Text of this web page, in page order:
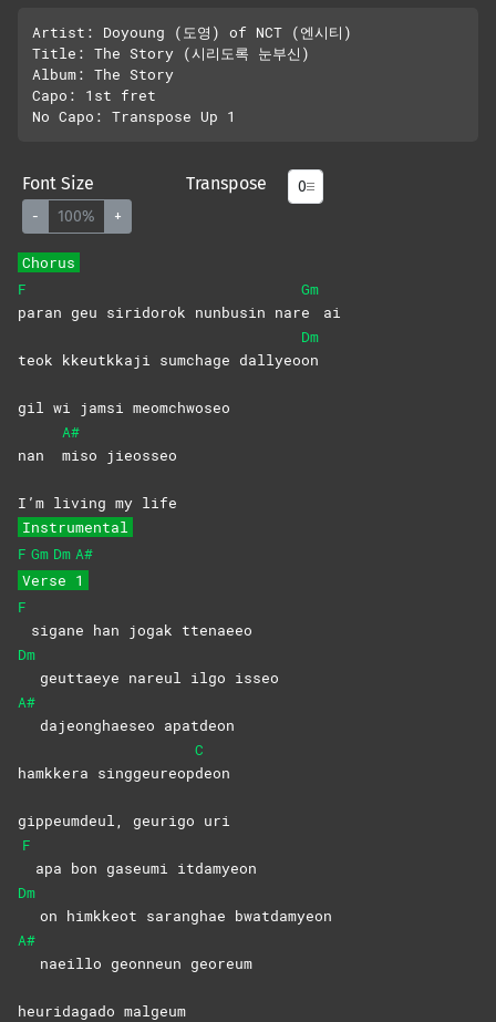
Artist: Doyoung (도영) of NCT (엔시티)
Title: The Story (시리도록 눈부신)
Album: The Story
Capo: 1st fret
Font Size
- 100% +
Transpose
Chorus
F
paran geu siridorok nunbusin nar
Gm
e
ai
teok kkeutkkaji sumchage dallyeo
Dm
on
gil wi jamsi meomchwoseo
nan
A#
miso
jieosseo
I’m living my life
Instrumental
F Gm Dm A#
Verse 1
F
sigane han jogak ttenaeeo
Dm
geuttaeye nareul ilgo isseo
A#
dajeonghaeseo apatdeon
hamkkera singgeureop
C
deon
gippeumdeul, geurigo uri
F
apa bon gaseumi itdamyeon
Dm
on himkkeot saranghae bwatdamyeon
A#
naeillo geonneun georeum
heuridagado malgeum